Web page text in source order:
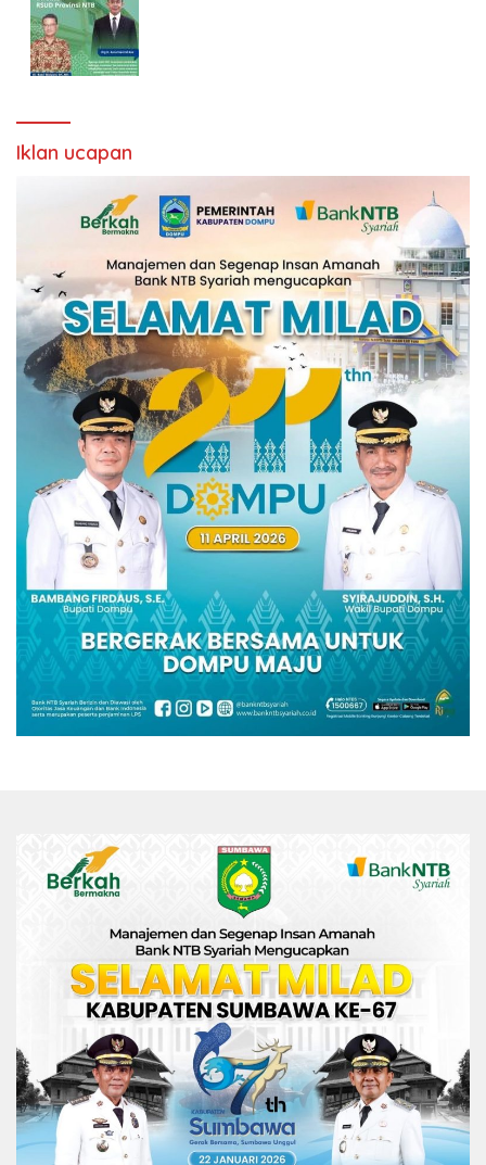
Iklan ucapan